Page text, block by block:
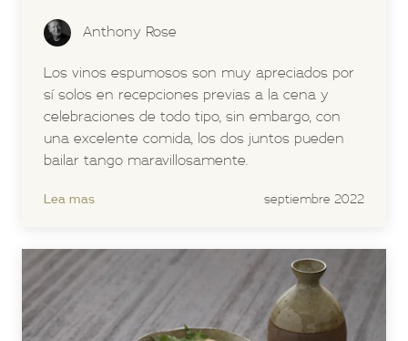
Anthony Rose
Los vinos espumosos son muy apreciados por
sí solos en recepciones previas a la cena y
celebraciones de todo tipo, sin embargo, con
una excelente comida, los dos juntos pueden
bailar tango maravillosamente.
Lea mas septiembre 2022